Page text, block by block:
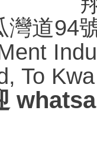
灣道94
To